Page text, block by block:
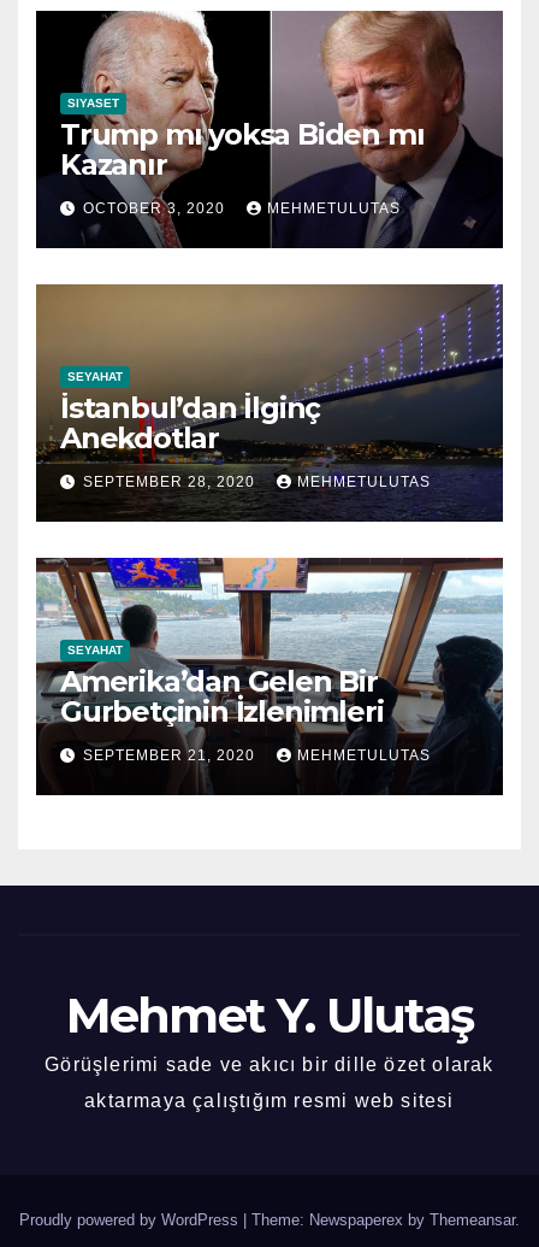
SIYASET
Trump mı yoksa Biden mı
Kazanır
OCTOBER 3, 2020 MEHMETULUTAS
SEYAHAT
İstanbul’dan İlginç
Anekdotlar
SEPTEMBER 28, 2020 MEHMETULUTAS
SEYAHAT
Amerika’dan Gelen Bir
Gurbetçinin İzlenimleri
SEPTEMBER 21, 2020 MEHMETULUTAS
Mehmet Y. Ulutaş
Görüşlerimi sade ve akıcı bir dille özet olarak
aktarmaya çalıştığım resmi web sitesi
Proudly powered by WordPress Theme: Newspaperex by Themeansar.